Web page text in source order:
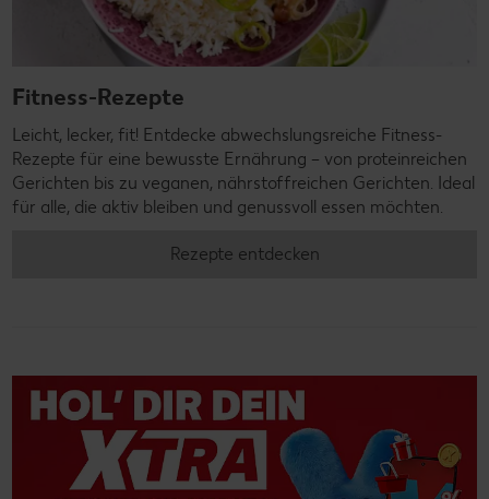
Fitness-Rezepte
Leicht, lecker, fit! Entdecke abwechslungsreiche Fitness-
Rezepte für eine bewusste Ernährung – von proteinreichen
Gerichten bis zu veganen, nährstoffreichen Gerichten. Ideal
für alle, die aktiv bleiben und genussvoll essen möchten.
Rezepte entdecken